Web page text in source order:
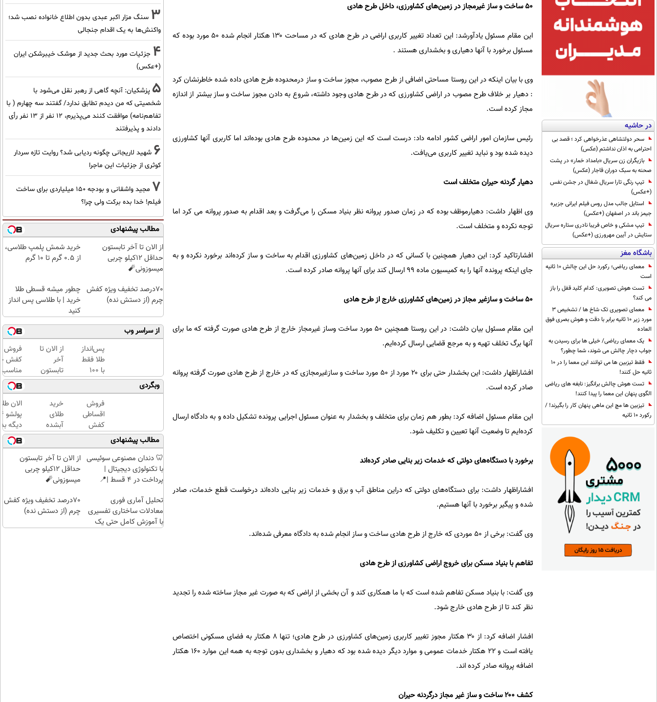
در حاشیه
سحر دولتشاهی عذرخواهی کرد ؛ قصد بی
احترامی به اذان نداشتم (عکس)
بازیگران زن سریال «بامداد خمار» در پشت
صحنه به سبک دوران قاجار (عکس)
تیپ رنگی تارا سریال شغال در جشن نفس
(+عکس)
استایل جالب مدل روس فیلم ایرانی جزیره
جیمز باند در اصفهان (+عکس)
تیپ مشکی و خاص فریبا نادری ستاره سریال
ستایش در آیین مهرورزی (+عکس)
باشگاه مغز
معمای ریاضی؛ رکورد حل این چالش 10 ثانیه
است
تست هوش تصویری: کدام کلید قفل را باز
می کند؟
معمای تصویری تک شاخ ها / تشخیص 3
مورد زیر 10 ثانیه برابر با دقت و هوش بصری فوق
العاده
یک معمای ریاضی/ خیلی ها برای رسیدن به
جواب دچار چالش می شوند، شما چطور؟
فقط تیزبین ها می توانند این معما را در 10
ثانیه حل کنند!
تست هوش چالش برانگیز: نابغه های ریاضی
الگوی پنهان این معما را پیدا کنند!
تیزبین ها مچ این ماهی پنهان کار را بگیرند! /
رکورد 10 ثانیه
۵۰ ساخت و ساز غیرمجاز در زمین‌های کشاورزی، داخل طرح هادی
این مقام مسئول یادآورشد: این تعداد تغییر کاربری اراضی در طرح هادی که در مساحت ۱۳۰ هکتار انجام شده ۵۰ مورد بوده که
مسئول برخورد با آنها دهیاری و بخشداری هستند .
وی با بیان اینکه در این روستا مساحتی اضافی از طرح مصوب، مجوز ساخت و ساز درمحدوده طرح هادی داده شده خاطرنشان کرد
: دهیار بر خلاف طرح مصوب در اراضی کشاورزی که در طرح هادی وجود داشته، شروع به دادن مجوز ساخت و ساز بیشتر از اندازه
مجاز کرده است.
رئیس سازمان امور اراضی کشور ادامه داد: درست است که این زمین‌ها در محدوده طرح هادی بوده‌اند اما کاربری آنها کشاورزی
دیده شده بود و نباید تغییر کاربری می‌یافت.
دهیار گردنه حیران متخلف است
وی اظهار داشت: دهیارموظف بوده که در زمان صدور پروانه نظر بنیاد مسکن را می‌گرفت و بعد اقدام به صدور پروانه می کرد اما
توجه نکرده و متخلف است.
افشارتاکید کرد: این دهیار همچنین با کسانی که در داخل زمین‌های کشاورزی اقدام به ساخت و ساز کرده‌اند برخورد نکرده و به
جای اینکه پرونده آنها را به کمیسیون ماده ۹۹ ارسال کند برای آنها پروانه صادر کرده است.
۵۰ ساخت و سازغیر مجاز در زمین‌های کشاورزی خارج از طرح هادی
این مقام مسئول بیان داشت: در این روستا همچنین ۵۰ مورد ساخت وساز غیرمجاز خارج از طرح هادی صورت گرفته که ما برای
آنها برگ تخلف تهیه و به مرجع قضایی ارسال کرده‌ایم.
افشاراظهار داشت: این بخشدار حتی برای ۲۰ مورد از ۵۰ مورد ساخت و سازغیرمجازی که در خارج از طرح هادی صورت گرفته پروانه
صادر کرده است.
این مقام مسئول اضافه کرد: بطور هم زمان برای متخلف و بخشدار به عنوان مسئول اجرایی پرونده تشکیل داده و به دادگاه ارسال
کرده‌ایم تا وضعیت آنها تعیین و تکلیف شود.
برخورد با دستگاه‌های دولتی که خدمات زیر بنایی صادر کرده‌اند
افشاراظهار داشت: برای دستگاه‌های دولتی که دراین مناطق آب و برق و خدمات زیر بنایی داده‌اند درخواست قطع خدمات، صادر
شده و پیگیر برخورد با آنها هستیم.
وی گفت: برخی از ۵۰ موردی که خارج از طرح هادی ساخت و ساز انجام شده به دادگاه معرفی شده‌اند.
تفاهم با بنیاد مسکن برای خروج اراضی کشاورزی از طرح هادی
وی گفت: با بنیاد مسکن تفاهم شده است که با ما همکاری کند و آن بخشی از اراضی که به صورت غیر مجاز ساخته شده را تجدید
نظر کند تا از طرح هادی خارج ‌شود.
افشار اضافه کرد: از ۳۰ هکتار مجوز تغییر کاربری زمین‌های کشاورزی در طرح هادی؛ تنها ۸ هکتار به فضای مسکونی اختصاص
یافته است و ۲۲ هکتار خدمات عمومی و موارد دیگر دیده شده بود که دهیار و بخشداری بدون توجه به همه این موارد ۱۶۰ هکتار
اضافه پروانه صادر کرده اند.
کشف ۲۰۰ ساخت و ساز غیر مجاز درگردنه حیران
3 سنگ مزار اکبر عبدی بدون اطلاع خانواده نصب شد؛
واکنش‌ها به یک اقدام جنجالی
4 جزئیات مورد بحث جدید از موشک خیبرشکن ایران
(+عکس)
5 پزشکیان‌: آنچه گاهی از رهبر نقل می‌شود با
شخصیتی که من دیدم تطابق ندارد/ گفتند سه چهارم ( با
تفاهم‌نامه) موافقت کنند می‌پذیرم، 12 نفر از 13 نفر رأی
دادند و پذیرفتند
6 شهید لاریجانی چگونه ردیابی شد؟ روایت تازه سردار
کوثری از جزئیات این ماجرا
7
مجید واشقانی و بودجه 150 میلیاردی برای ساخت
فیلم! خدا بده برکت ولی چرا؟
مطالب پیشنهادی
از الان تا آخر تابستون
حداقل 12کیلو چربی
میسوزونی🧨
خرید شمش پلمپ طلاسی،
از ۰.۵ گرم تا ۱۰ گرم
70درصد تخفیف ویژه کفش
چرم (از دستش نده)
چطور میشه قسطی طلا
خرید | با طلاسی پس انداز
کنید
از سراسر وب
پس‌انداز
طلا فقط
با ۱۰۰
هزارتومان
(امن و
راحت)
از الان تا
آخر
تابستون
حداقل
12کیلو
چربی
میسوزونی
🧨
فروش
کفش
اقساطی
وبگردی
فروش
اقساطی
کفش
چرم با
70درصد
تخفیف
خرید
طلای
آبشده
حتی با
۱۰۰هزارتومان
الان
دیگه
طلا با
بی‌بهره
مطالب پیشنهادی
🦷 دندان مصنوعی سوئیسی
با تکنولوژی دیجیتال |
پرداخت در 4 قسط |📍
از الان تا آخر تابستون
حداقل 12کیلو چربی
میسوزونی🧨
تحلیل آماری فوری
معادلات ساختاری تفسیری
با آموزش کامل حتی یک
70درصد تخفیف ویژه کفش
چرم (از دستش نده)